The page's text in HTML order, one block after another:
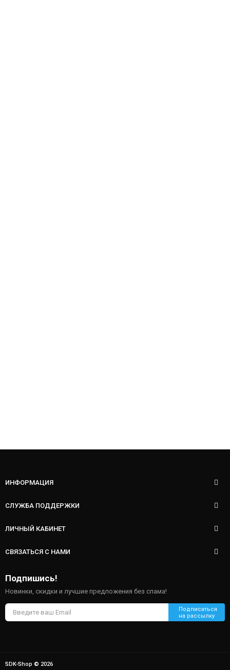
ИНФОРМАЦИЯ
СЛУЖБА ПОДДЕРЖКИ
ЛИЧНЫЙ КАБИНЕТ
СВЯЗАТЬСЯ С НАМИ
Подпишись!
Новинки, скидки и лучшие предложения без спама!
SDK-Shop © 2026